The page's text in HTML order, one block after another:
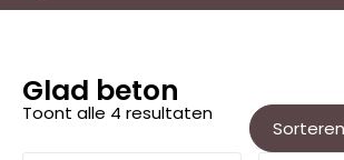
Glad beton
Toont alle 4 resultaten